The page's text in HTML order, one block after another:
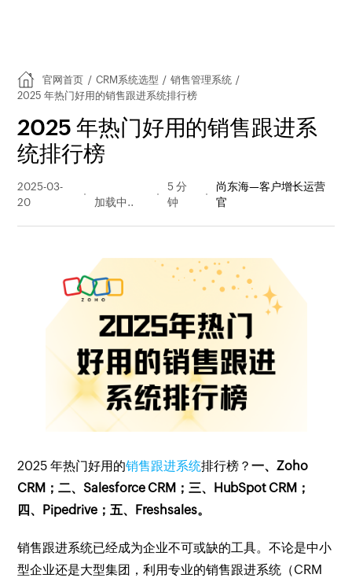
官网首页 / CRM系统选型 / 销售管理系统 /
2025 年热门好用的销售跟进系统排行榜
2025 年热门好用的销售跟进系
统排行榜
2025-03-
20
量
5 分
钟
尚东海—客户增长运营
官
2025 年热门好用的销售跟进系统排行榜？一、Zoho
CRM；二、Salesforce CRM；三、HubSpot CRM；
四、Pipedrive；五、Freshsales。
销售跟进系统已经成为企业不可或缺的工具。不论是中小
型企业还是大型集团，利用专业的销售跟进系统（CRM